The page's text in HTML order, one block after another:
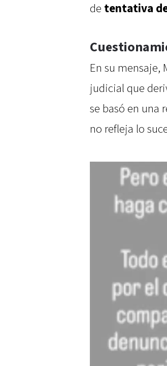
de tentativa
En su mensaje,
judicial que
se basó en una
no refleja lo